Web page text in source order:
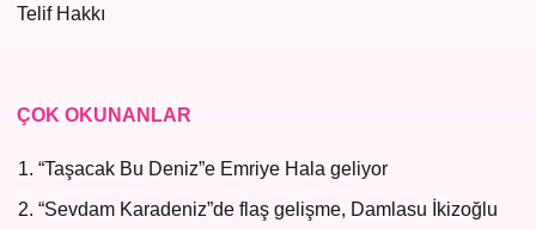
Telif Hakkı
ÇOK OKUNANLAR
“Taşacak Bu Deniz”e Emriye Hala geliyor
“Sevdam Karadeniz”de flaş gelişme, Damlasu İkizoğlu